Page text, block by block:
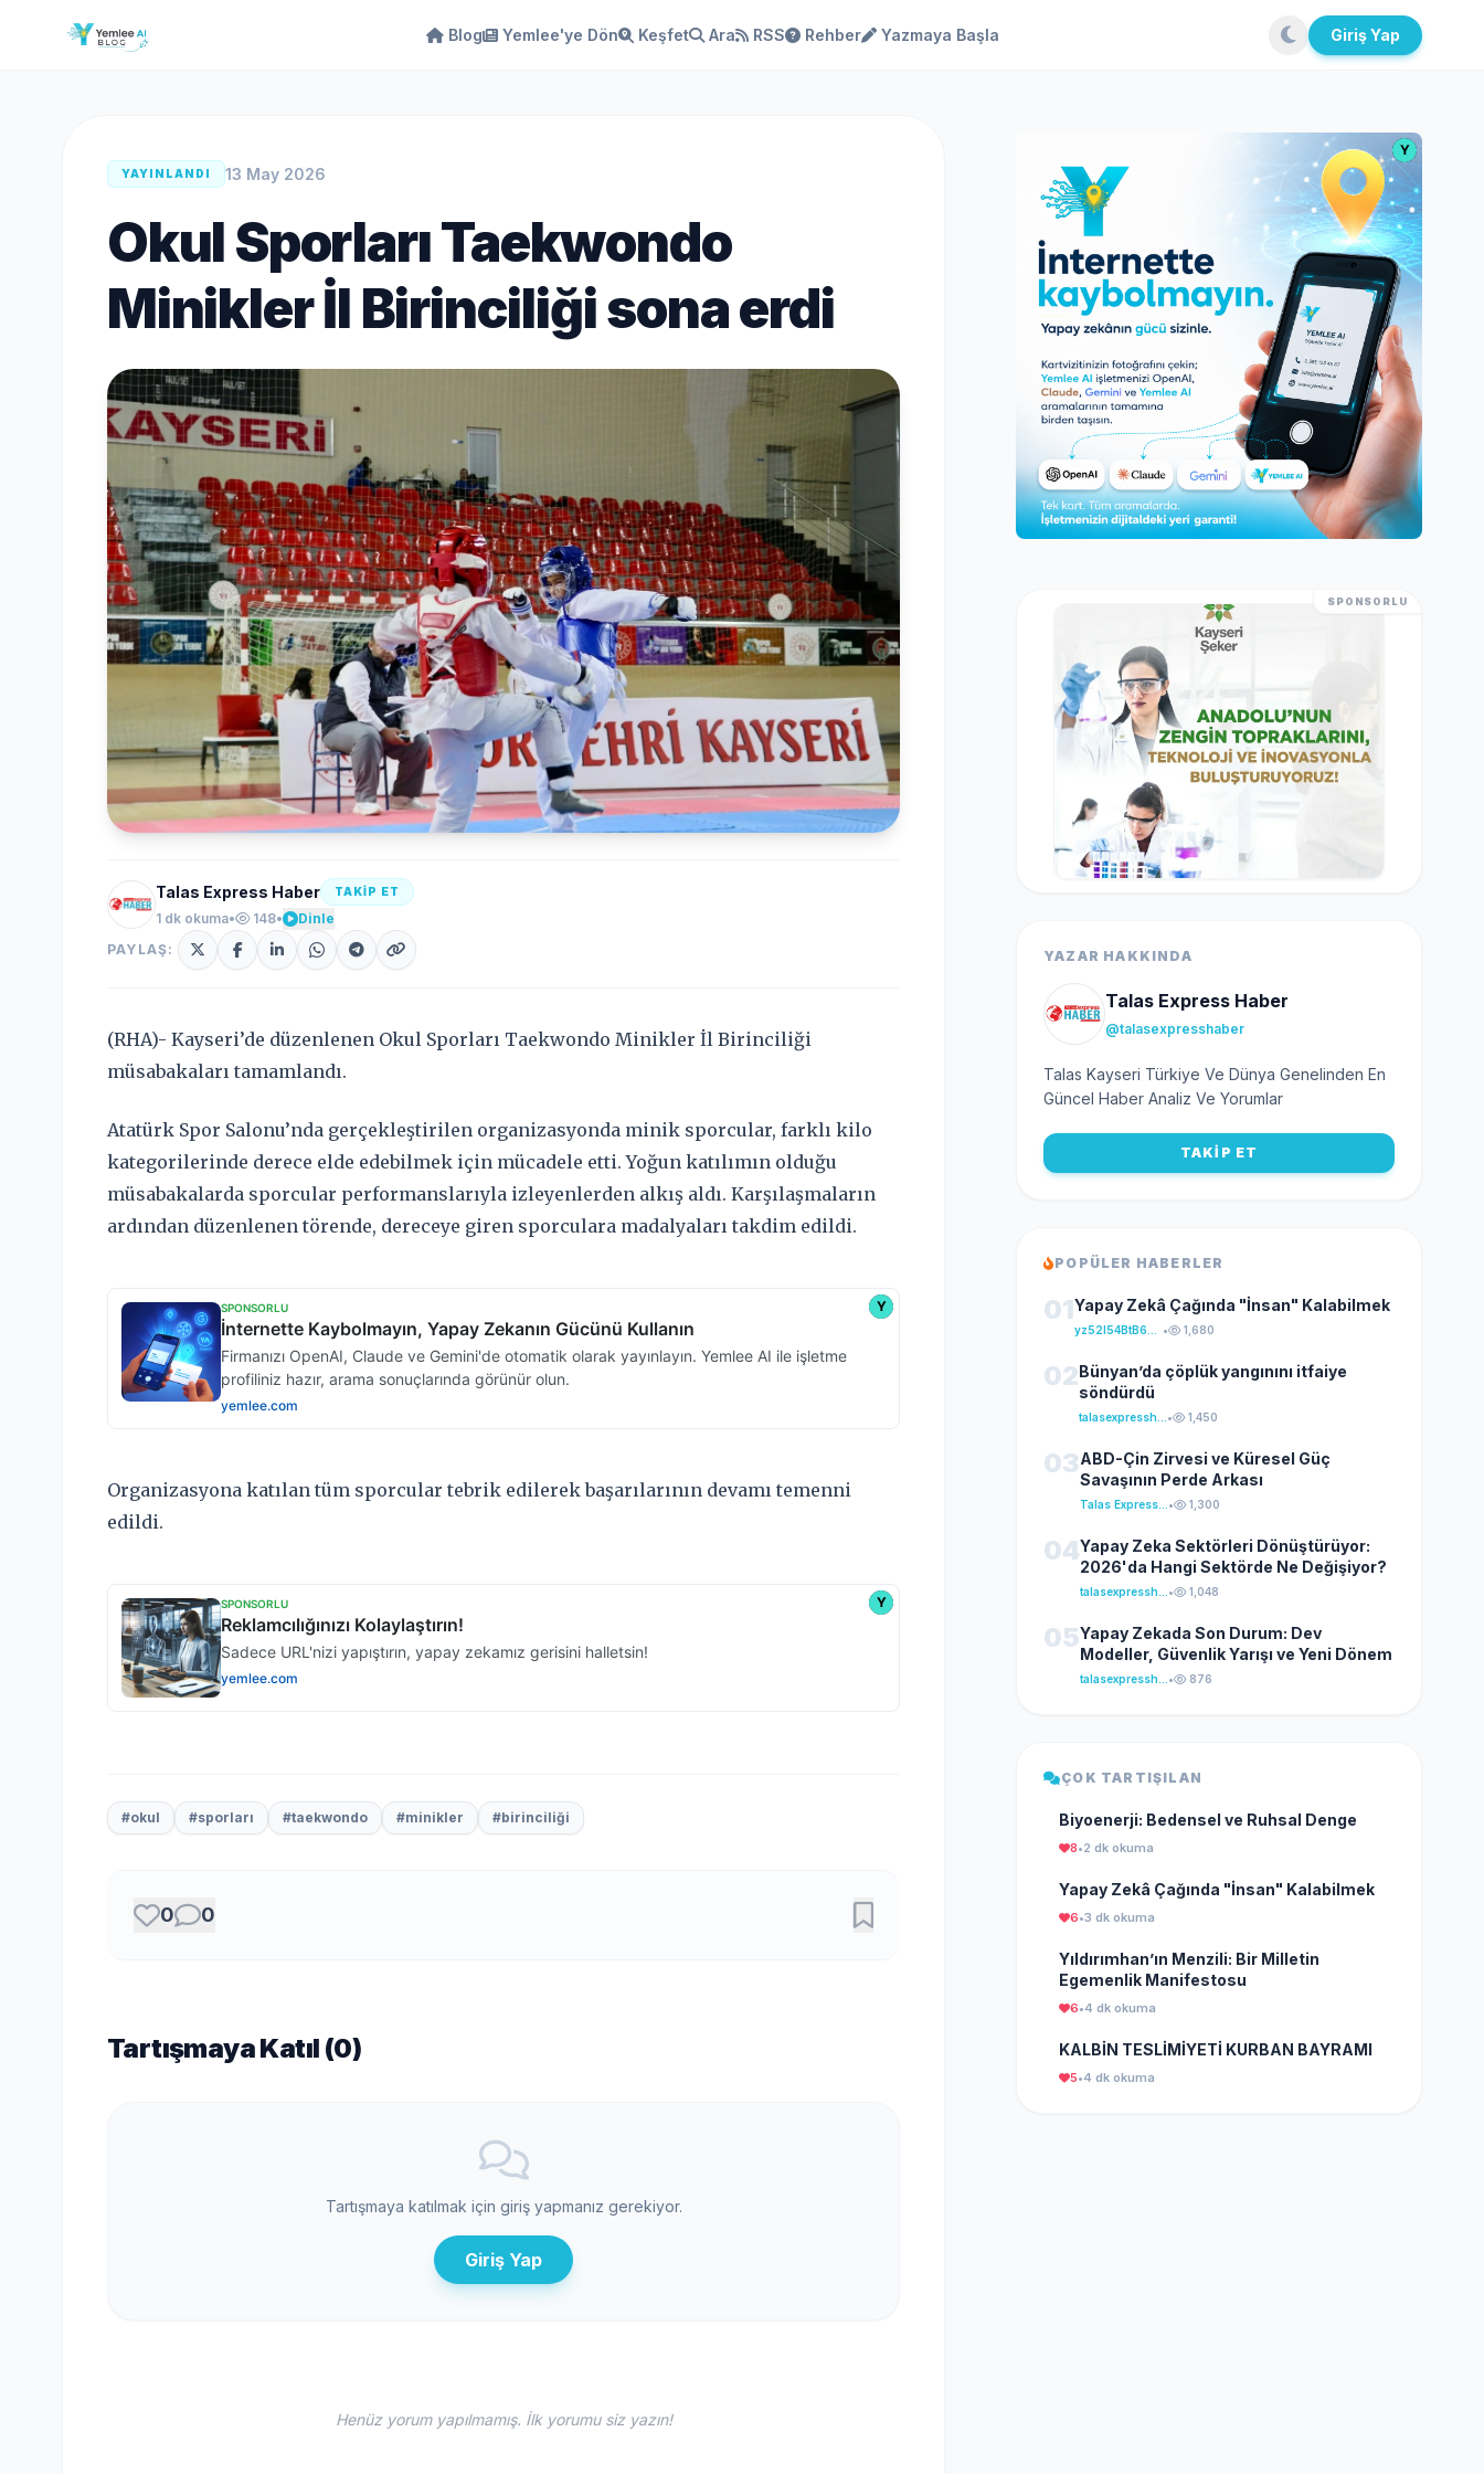
Blog Yemlee'ye Dön Keşfet Ara RSS Rehber Yazmaya Başla Giriş Yap
YAYINLANDI 13 May 2026
Okul Sporları Taekwondo
Minikler İl Birinciliği sona erdi
Talas Express Haber TAKİP ET
1 dk okuma• 148•
Dinle
PAYLAŞ:
(RHA)- Kayseri’de düzenlenen Okul Sporları Taekwondo Minikler İl Birinciliği
müsabakaları tamamlandı.
Atatürk Spor Salonu’nda gerçekleştirilen organizasyonda minik sporcular, farklı kilo
kategorilerinde derece elde edebilmek için mücadele etti. Yoğun katılımın olduğu
müsabakalarda sporcular performanslarıyla izleyenlerden alkış aldı. Karşılaşmaların
ardından düzenlenen törende, dereceye giren sporculara madalyaları takdim edildi.
Organizasyona katılan tüm sporcular tebrik edilerek başarılarının devamı temenni
edildi.
#okul #sporları #taekwondo #minikler #birinciliği
0 0
Tartışmaya Katıl (0)
Tartışmaya katılmak için giriş yapmanız gerekiyor.
Giriş Yap
Henüz yorum yapılmamış. İlk yorumu siz yazın!
SPONSORLU
YAZAR HAKKINDA
Talas Express Haber
@talasexpresshaber
Talas Kayseri Türkiye Ve Dünya Genelinden En
Güncel Haber Analiz Ve Yorumlar
TAKİP ET
POPÜLER HABERLER
01Yapay Zekâ Çağında "İnsan" Kalabilmek
• 1,680
02Bünyan’da çöplük yangınını itfaiye
söndürdü
• 1,450
03ABD-Çin Zirvesi ve Küresel Güç
Savaşının Perde Arkası
• 1,300
04Yapay Zeka Sektörleri Dönüştürüyor:
2026'da Hangi Sektörde Ne Değişiyor?
• 1,048
05Yapay Zekada Son Durum: Dev
Modeller, Güvenlik Yarışı ve Yeni Dönem
• 876
ÇOK TARTIŞILAN
Biyoenerji: Bedensel ve Ruhsal Denge
8•2 dk okuma
Yapay Zekâ Çağında "İnsan" Kalabilmek
6•3 dk okuma
Yıldırımhan’ın Menzili: Bir Milletin
Egemenlik Manifestosu
6•4 dk okuma
KALBİN TESLİMİYETİ KURBAN BAYRAMI
5•4 dk okuma